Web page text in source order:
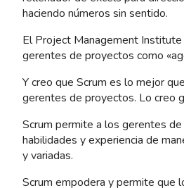
haciendo números sin sentido.
El Project Management
gerentes de proyectos como
Y creo que Scrum es lo mejor
gerentes de proyectos. Lo creo
Scrum permite a los gerentes
habilidades y experiencia de
y variadas.
Scrum empodera y permite que